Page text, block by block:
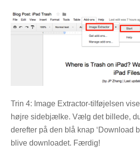
Trin 4: Image Extractor-tilføjelsen
højre sidebjælke. Vælg det billede,
derefter på den blå knap ‘Download
blive downloadet. Færdig!